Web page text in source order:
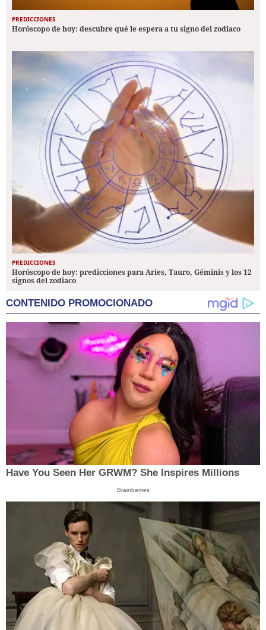
PREDICCIONES
Horóscopo de hoy: descubre qué le espera a tu signo del zodiaco
PREDICCIONES
Horóscopo de hoy: predicciones para Aries, Tauro, Géminis y los 12
signos del zodiaco
CONTENIDO PROMOCIONADO
Have You Seen Her GRWM? She Inspires Millions
Brainberries